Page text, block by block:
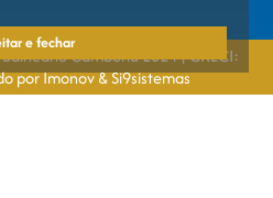
e fechar
Camboriú 2024 | CRECI:
por Imonov & Si9sistemas